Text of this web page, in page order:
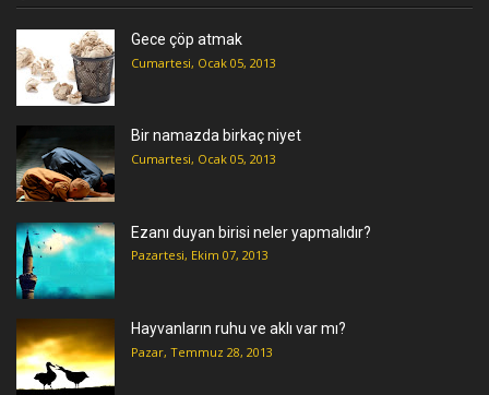
Gece çöp atmak
Cumartesi, Ocak 05, 2013
Bir namazda birkaç niyet
Cumartesi, Ocak 05, 2013
Ezanı duyan birisi neler yapmalıdır?
Pazartesi, Ekim 07, 2013
Hayvanların ruhu ve aklı var mı?
Pazar, Temmuz 28, 2013